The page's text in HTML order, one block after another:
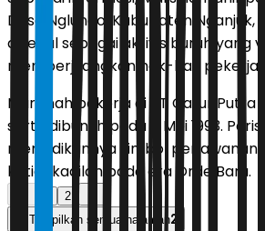
Desa Nglundo, Kabupaten Nganjuk,
dikenal sebagai aktivis buruh yang
memperjuangkan hak-hak pekerja
Marsinah bekerja di PT Catur Putra
serta dibunuh pada 8 Mei 1993.
menjadikannya simbol
ketidakadilan pada era Orde Baru.
2
Tampilkan semua halaman2